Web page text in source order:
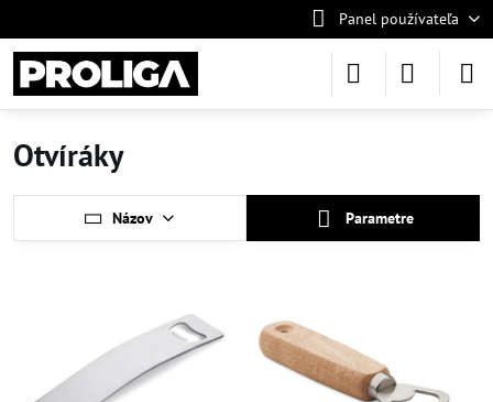
Panel používateľa
Otvíráky
Názov Parametre